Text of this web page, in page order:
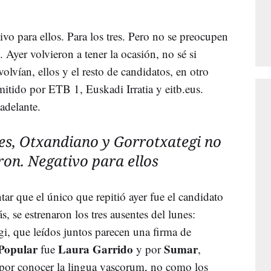
para ellos. Para los tres. Pero no se preocupen
volvieron a tener la ocasión, no sé si
ellos y el resto de candidatos, en otro
por ETB 1, Euskadi Irratia y eitb.eus.
Otxandiano y Gorrotxategi no
Negativo para ellos
que el único que repitió ayer fue el candidato
se estrenaron los tres ausentes del lunes:
que leídos juntos parecen una firma de
fue Laura Garrido y porSumar,
conocer la lingua vascorum, no como los